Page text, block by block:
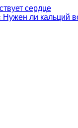
сердце
Нужен ли кальций